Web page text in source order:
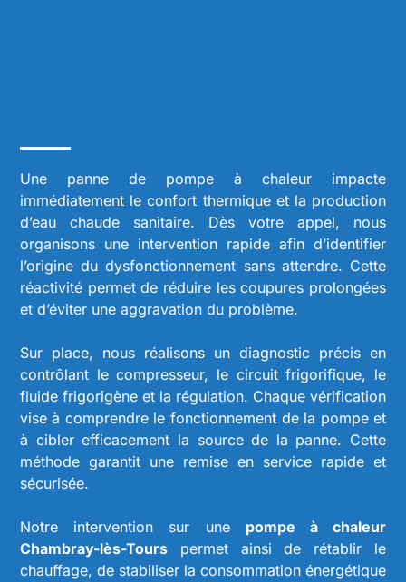
Une panne de pompe à chaleur impacte
immédiatement le confort thermique et la production
d’eau chaude sanitaire. Dès votre appel, nous
organisons une intervention rapide afin d’identifier
l’origine du dysfonctionnement sans attendre. Cette
réactivité permet de réduire les coupures prolongées
et d’éviter une aggravation du problème.
Sur place, nous réalisons un diagnostic précis en
contrôlant le compresseur, le circuit frigorifique, le
fluide frigorigène et la régulation. Chaque vérification
vise à comprendre le fonctionnement de la pompe et
à cibler efficacement la source de la panne. Cette
méthode garantit une remise en service rapide et
sécurisée.
Notre intervention sur une pompe à chaleur
Chambray-lès-Tourspermet ainsi de rétablir le
chauffage, de stabiliser la consommation énergétique